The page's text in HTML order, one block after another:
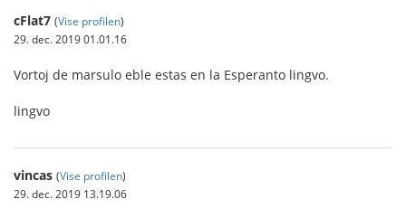
cFlat7 (Vise profilen)
29. dec. 2019 01.01.16
Vortoj de marsulo eble estas en la Esperanto lingvo.
lingvo
vincas (Vise profilen)
29. dec. 2019 13.19.06